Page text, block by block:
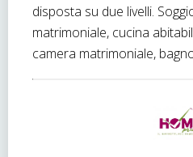
disposta su due livelli.
matrimoniale, cucina
camera matrimoniale,